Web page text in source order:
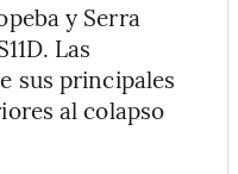
y Serra
Las
sus principales
al colapso